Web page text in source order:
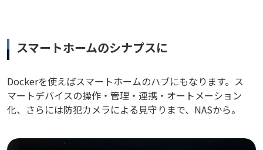
スマートホームのシナプスに
Dockerを使えばスマートホームのハブにもなります。ス
マートデバイスの操作・管理・連携・オートメーション
化、さらには防犯カメラによる見守りまで、NASから。